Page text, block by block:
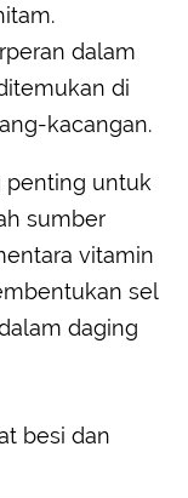
dalam
di
kacangan.
penting untuk
sumber
vitamin
sel
daging
besi dan